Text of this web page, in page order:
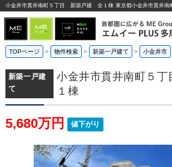
TOPページ > 物件検索 > 新築一戸建て > 小金井市
新築一戸建
て
小金井市貫井南町５
１棟
5,680万円 値下がり